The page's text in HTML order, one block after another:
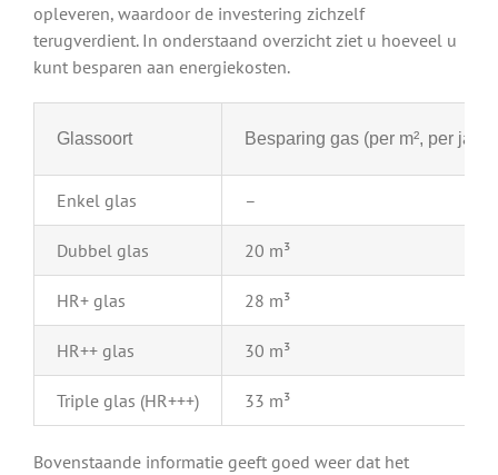
opleveren, waardoor de investering zichzelf
terugverdient. In onderstaand overzicht ziet u hoeveel u
kunt besparen aan energiekosten.
Glassoort Besparing gas (per m², per jaar)
Enkel glas –
Dubbel glas 20 m³
HR+ glas 28 m³
HR++ glas 30 m³
Triple glas (HR+++) 33 m³
Bovenstaande informatie geeft goed weer dat het